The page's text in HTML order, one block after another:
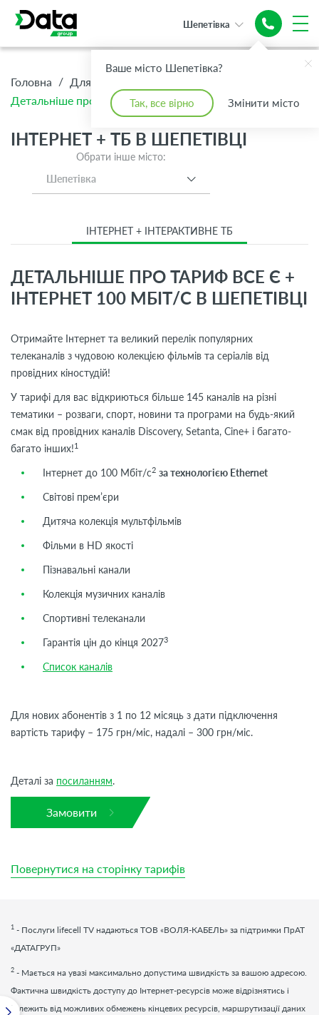
Ваше місто Шепетівка?
Так, все вірно Змінити місто
Шепетівка
Головна / Для Дому
Детальніше про тариф Все є + Інтернет 100 Мбіт/с
ІНТЕРНЕТ + ТБ В ШЕПЕТІВЦІ
Обрати інше місто:
Шепетівка
ІНТЕРНЕТ + ІНТЕРАКТИВНЕ ТБ
ДЕТАЛЬНІШЕ ПРО ТАРИФ ВСЕ Є +
ІНТЕРНЕТ 100 МБІТ/С В ШЕПЕТІВЦІ
Отримайте Інтернет та великий перелік популярних
телеканалів з чудовою колекцією фільмів та серіалів від
провідних кіностудій!
У тарифі для вас відкриються більше 145 каналів на різні
тематики – розваги, спорт, новини та програми на будь-який
смак від провідних каналів Discovery, Setanta, Cine+ і багато-
багато інших!1
Інтернет до 100 Мбіт/с2 за технологією Ethernet
Світові прем’єри
Дитяча колекція мультфільмів
Фільми в HD якості
Пізнавальні канали
Колекція музичних каналів
Спортивні телеканали
Гарантія цін до кінця 20273
Список каналів
Для нових абонентів з 1 по 12 місяць з дати підключення
вартість тарифу – 175 грн/міс, надалі – 300 грн/міс.
Деталі за посиланням.
Замовити
Повернутися на сторінку тарифів
1 - Послуги lifecell TV надаються ТОВ «ВОЛЯ-КАБЕЛЬ» за підтримки ПрАТ
«ДАТАГРУП»
2 - Мається на увазі максимально допустима швидкість за вашою адресою.
Фактична швидкість доступу до Інтернет-ресурсів може відрізнятись і
залежить від можливих обмежень кінцевих ресурсів, маршрутизації даних